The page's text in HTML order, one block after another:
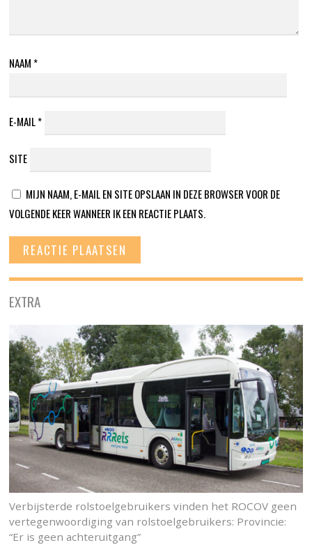
NAAM *
E-MAIL*
SITE
MIJN NAAM, E-MAIL EN SITE OPSLAAN IN DEZE BROWSER VOOR DE
VOLGENDE KEER WANNEER IK EEN REACTIE PLAATS.
EXTRA
Verbijsterde rolstoelgebruikers vinden het ROCOV geen
vertegenwoordiging van rolstoelgebruikers: Provincie:
“Er is geen achteruitgang”